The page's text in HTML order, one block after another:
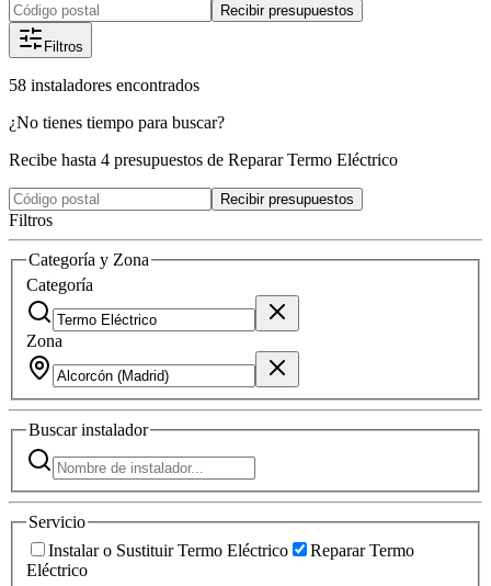
Recibir presupuestos
Filtros
58 instaladores encontrados
¿No tienes tiempo para buscar?
Recibe hasta 4 presupuestos de Reparar Termo Eléctrico
Recibir presupuestos
Filtros
Categoría y Zona
Categoría
Zona
Buscarinstalador
Servicio
Instalar o Sustituir Termo Eléctrico
Reparar Termo
Eléctrico